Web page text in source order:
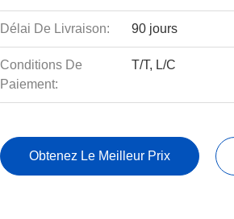
Délai De Livraison: 90 jours
Conditions De
Paiement:
T/T, L/C
Obtenez Le Meilleur Prix